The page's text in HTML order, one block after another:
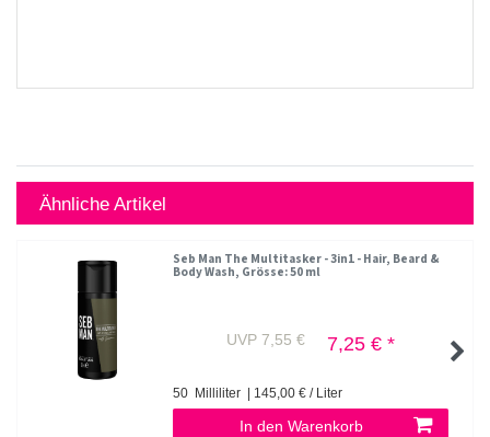
Ähnliche Artikel
Seb Man The Multitasker - 3in1 - Hair, Beard &
Body Wash, Grösse: 50 ml
UVP 7,55 € 7,25 € *
50 Milliliter | 145,00 € / Liter
In den Warenkorb